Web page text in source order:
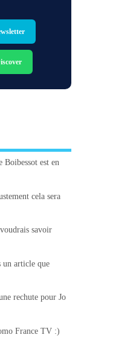
est en
cela sera
savoir
un article que
rechute pour Jo
France TV :)